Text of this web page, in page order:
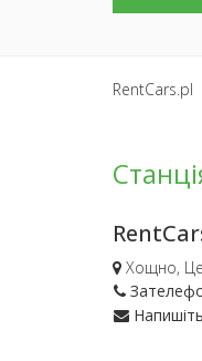
RentCars.pl
Хощно,